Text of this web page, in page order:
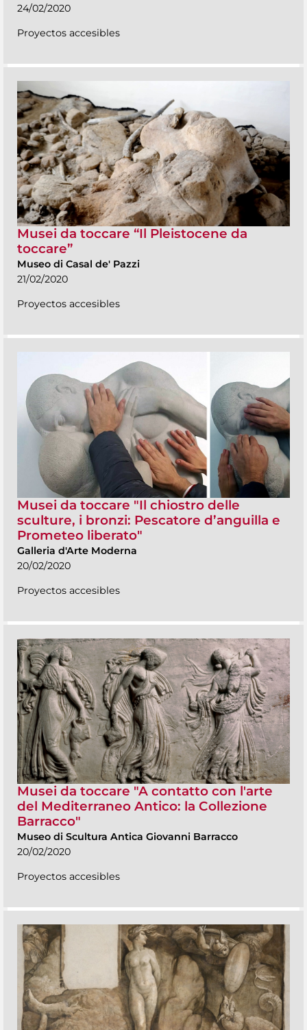
24/02/2020
Proyectos accesibles
Musei da toccare “Il Pleistocene da
toccare”
Museo di Casal de' Pazzi
21/02/2020
Proyectos accesibles
Musei da toccare "Il chiostro delle
sculture, i bronzi: Pescatore d’anguilla e
Prometeo liberato"
Galleria d'Arte Moderna
20/02/2020
Proyectos accesibles
Musei da toccare "A contatto con l'arte
del Mediterraneo Antico: la Collezione
Barracco"
Museo di Scultura Antica Giovanni Barracco
20/02/2020
Proyectos accesibles